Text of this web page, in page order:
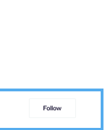
Follow